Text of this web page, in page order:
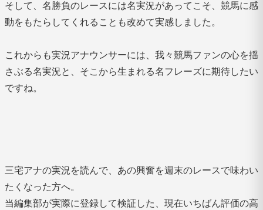
そして、名勝負のレースには名実況があってこそ、競馬に感
動をもたらしてくれることも改めて実感しました。
これからも実況アナウンサーには、我々競馬ファンの心を揺
さぶる名実況と、そこから生まれる名フレーズに期待したい
ですね。
三宅アナの実況を読んで、あの興奮を週末のレースで味わい
たくなった方へ。
当編集部が実際に登録して検証した、現在いちばん評価の高